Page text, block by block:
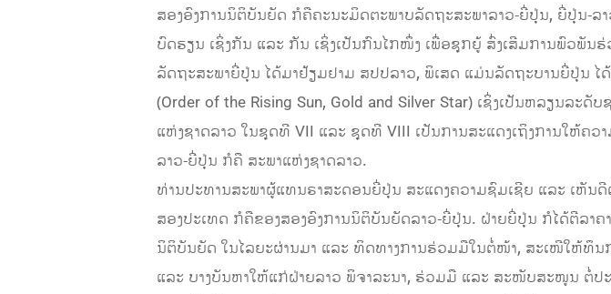
ສອງອົງການນິຕິບັນຍັດ ກໍຄືຄະນະມິດຕະພາບລັດຖະສະພາລາວ-ຍີ່ປຸ່ນ, ຍີ່ປຸ່ນ-
ບົດຮຽນ ເຊິ່ງກັນ ແລະ ກັນ ເຊິ່ງເປັນກົນໄກໜຶ່ງ ເພື່ອຊຸກຍູ້ ສົ່ງເສີມການພົວພັ
ລັດຖະສະພາຍີ່ປຸ່ນ ໄດ້ມາຢ້ຽມຢາມ ສປປລາວ, ພິເສດ ແມ່ນລັດຖະບານຍີ່ປຸ່ນ
(Order of the Rising Sun, Gold and Silver Star) ເຊິ່ງເປັນຫ​ລຽນລ
ແຫ່ງຊາດ​ລາວ ໃນຊຸດທີ VII ແລະ ຊຸດທີ VIII ເປັນການສະແດງເຖິງການໃຫ້ຄ
ລາວ-ຍີ່ປຸ່ນ ກໍຄື ສະພາແຫ່ງຊາດລາວ.
ທ່ານປະທານສະພາຜູ້ແທນຣາສະດອນຍີ່ປຸ່ນ ສະແດງຄວາມຊົມເຊີຍ ແລະ ເຫັນ
ສອງປະເທດ ກໍຄືຂອງສອງອົງການນິຕິບັນຍັດລາວ-ຍີ່ປຸ່ນ. ຝ່າຍຍີ່ປຸ່ນ ກໍໄດ້ຕີລາ
ນິຕິບັນຍັດ ໃນໄລຍະຜ່ານມາ ແລະ ທິດທາງການຮ່ວມມືໃນຕໍ່ໜ້າ, ສະເໜີໃຫ້ທຶ
ແລະ ບາງບັນຫາໃຫ້ແກ່ຝ່າຍລາວ ພິຈາລະນາ, ຮ່ວມມື ແລະ ສະໜັບສະໜູນ ຕໍ່